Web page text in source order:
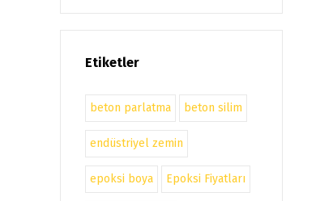
Etiketler
beton parlatma beton silim
endüstriyel zemin
epoksi boya Epoksi Fiyatları